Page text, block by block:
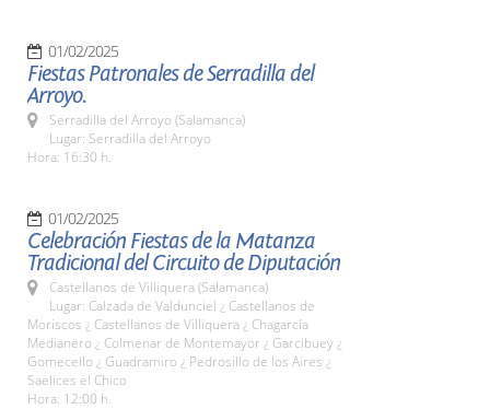
01/02/2025
Fiestas Patronales de Serradilla del
Arroyo.
Serradilla del Arroyo (Salamanca)
Lugar: Serradilla del Arroyo
Hora: 16:30 h.
01/02/2025
Celebración Fiestas de la Matanza
Tradicional del Circuito de Diputación
Castellanos de Villiquera (Salamanca)
Lugar: Calzada de Valdunciel ¿ Castellanos de
Moriscos ¿ Castellanos de Villiquera ¿ Chagarcía
Medianero ¿ Colmenar de Montemayor ¿ Garcibuey ¿
Gomecello ¿ Guadramiro ¿ Pedrosillo de los Aires ¿
Saelices el Chico
Hora: 12:00 h.